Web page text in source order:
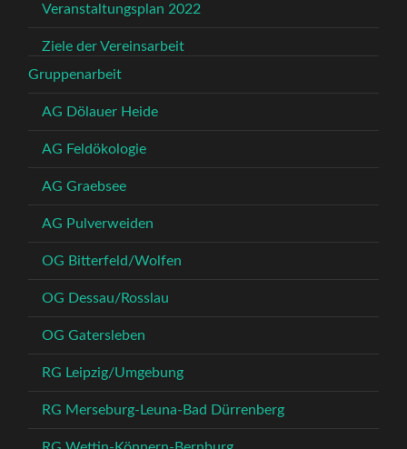
Veranstaltungsplan 2022
Ziele der Vereinsarbeit
Gruppenarbeit
AG Dölauer Heide
AG Feldökologie
AG Graebsee
AG Pulverweiden
OG Bitterfeld/Wolfen
OG Dessau/Rosslau
OG Gatersleben
RG Leipzig/Umgebung
RG Merseburg-Leuna-Bad Dürrenberg